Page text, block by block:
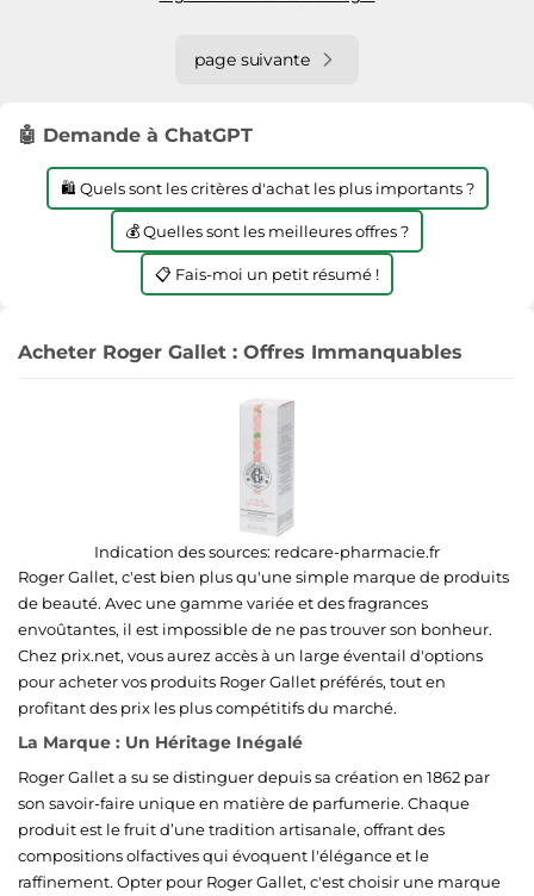
page suivante
🤖 Demande à ChatGPT
🛍️ Quels sont les critères d'achat les plus importants ?
💰 Quelles sont les meilleures offres ?
📋 Fais-moi un petit résumé !
Acheter Roger Gallet : Offres Immanquables
Indication des sources: redcare-pharmacie.fr
Roger Gallet, c'est bien plus qu'une simple marque de produits
de beauté. Avec une gamme variée et des fragrances
envoûtantes, il est impossible de ne pas trouver son bonheur.
Chez prix.net, vous aurez accès à un large éventail d'options
pour acheter vos produits Roger Gallet préférés, tout en
profitant des prix les plus compétitifs du marché.
La Marque : Un Héritage Inégalé
Roger Gallet a su se distinguer depuis sa création en 1862 par
son savoir-faire unique en matière de parfumerie. Chaque
produit est le fruit d’une tradition artisanale, offrant des
compositions olfactives qui évoquent l'élégance et le
raffinement. Opter pour Roger Gallet, c'est choisir une marque